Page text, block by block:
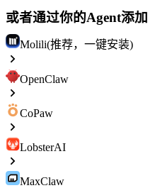
或者通过你的Agent添加
Molili(推荐，一键安装)
OpenClaw
CoPaw
LobsterAI
MaxClaw